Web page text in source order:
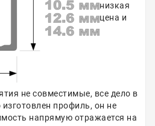
низкая
цена и
не совместимые, все дело в
профиль, он не
напрямую отражается на